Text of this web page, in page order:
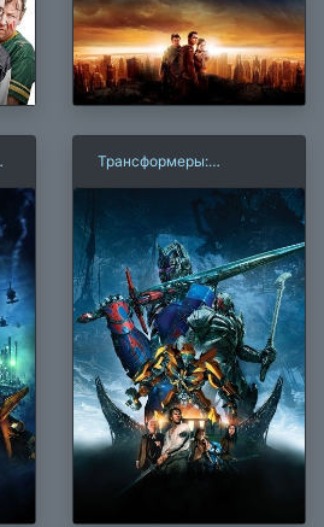
Трансформеры: